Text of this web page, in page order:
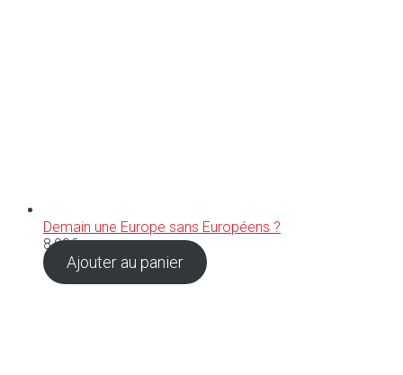
Demain une Europe sans Européens ?
8,90€
Ajouter au panier